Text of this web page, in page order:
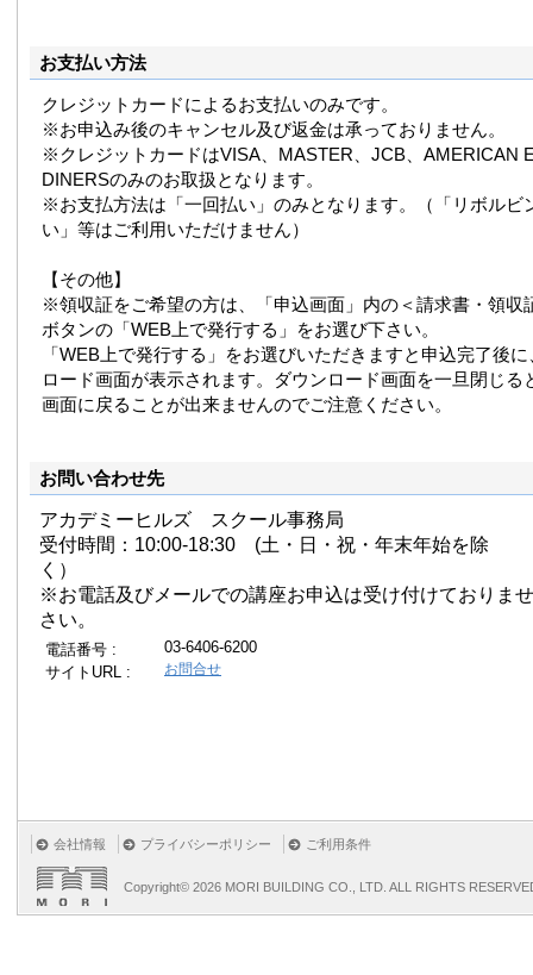
お支払い方法
クレジットカードによるお支払いのみです。
※お申込み後のキャンセル及び返金は承っておりません。
※クレジットカードはVISA、MASTER、JCB、AMERICAN
DINERSのみのお取扱となります。
※お支払方法は「一回払い」のみとなります。（「リボルビ
い」等はご利用いただけません）
【その他】
※領収証をご希望の方は、「申込画面」内の＜請求書・領収
ボタンの「WEB上で発行する」をお選び下さい。
「WEB上で発行する」をお選びいただきますと申込完了後
ロード画面が表示されます。ダウンロード画面を一旦閉じる
画面に戻ることが出来ませんのでご注意ください。
お問い合わせ先
アカデミーヒルズ スクール事務局
受付時間：10:00-18:30 (土・日・祝・年末年始を除
く）
※お電話及びメールでの講座お申込は受け付けておりま
さい。
電話番号 :
03-6406-6200
サイトURL :
お問合せ
会社情報 プライバシーポリシー ご利用条件
Copyright© 2026 MORI BUILDING CO., LTD. ALL RIGHTS